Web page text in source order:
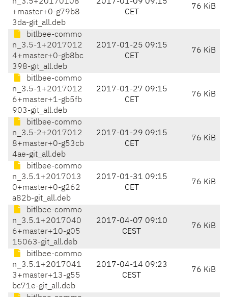
+master+0-g79b8
3da-git_all.deb
CET
76 KiB
bitlbee-commo
n_3.5-1+2017012
4+master+0-gb8bc
398-git_all.deb
2017-01-25 09:15
CET
76 KiB
bitlbee-commo
n_3.5-1+2017012
6+master+1-gb5fb
903-git_all.deb
2017-01-27 09:15
CET
76 KiB
bitlbee-commo
n_3.5-2+2017012
8+master+0-g53cb
4ae-git_all.deb
2017-01-29 09:15
CET
76 KiB
bitlbee-commo
n_3.5.1+2017013
0+master+0-g262
a82b-git_all.deb
2017-01-31 09:15
CET
76 KiB
bitlbee-commo
n_3.5.1+2017040
6+master+10-g05
15063-git_all.deb
2017-04-07 09:10
CEST
76 KiB
bitlbee-commo
n_3.5.1+2017041
3+master+13-g55
bc71e-git_all.deb
2017-04-14 09:23
CEST
76 KiB